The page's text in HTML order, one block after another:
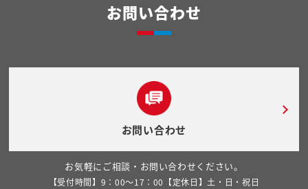
お問い合わせ
お問い合わせ
お気軽にご相談・お問い合わせください。
【受付時間】9：00～17：00【定休日】土・日・祝日